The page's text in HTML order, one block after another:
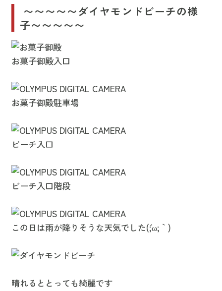
〜〜〜〜〜ダイヤモンドビーチの様
子〜〜〜〜〜
お菓子御殿入口
お菓子御殿駐車場
ビーチ入口
ビーチ入口階段
この日は雨が降りそうな天気でした(´;ω;｀)
晴れるととっても綺麗です